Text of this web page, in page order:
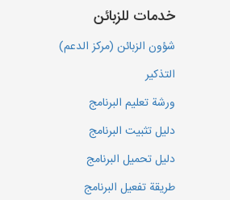
خدمات للزبائن
شؤون الزبائن (مركز الدعم)
التذكير
ورشة تعليم البرنامج
دليل تثبيت البرنامج
دليل تحميل البرنامج
طريقة تفعيل البرنامج